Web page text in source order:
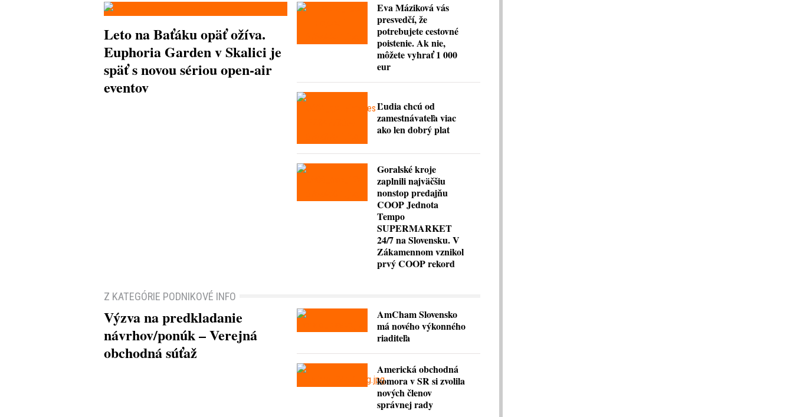
Leto na Baťáku opäť ožíva.
Euphoria Garden v Skalici je
späť s novou sériou open-air
eventov
Eva Máziková vás
presvedčí, že
potrebujete cestovné
poistenie. Ak nie,
môžete vyhrať 1 000
eur
Ľudia chcú od
zamestnávateľa viac
ako len dobrý plat
Goralské kroje
zaplnili najväčšiu
nonstop predajňu
COOP Jednota
Tempo
SUPERMARKET
24/7 na Slovensku. V
Zákamennom vznikol
prvý COOP rekord
Z KATEGÓRIE PODNIKOVÉ INFO
Výzva na predkladanie
návrhov/ponúk – Verejná
obchodná súťaž
AmCham Slovensko
má nového výkonného
riaditeľa
Americká obchodná
komora v SR si zvolila
nových členov
správnej rady